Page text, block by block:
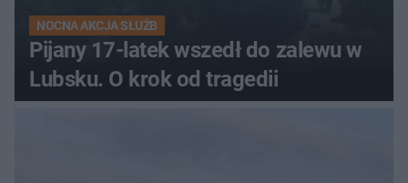
NOCNA AKCJA SŁUŻB
Pijany 17-latek wszedł do zalewu w
Lubsku. O krok od tragedii